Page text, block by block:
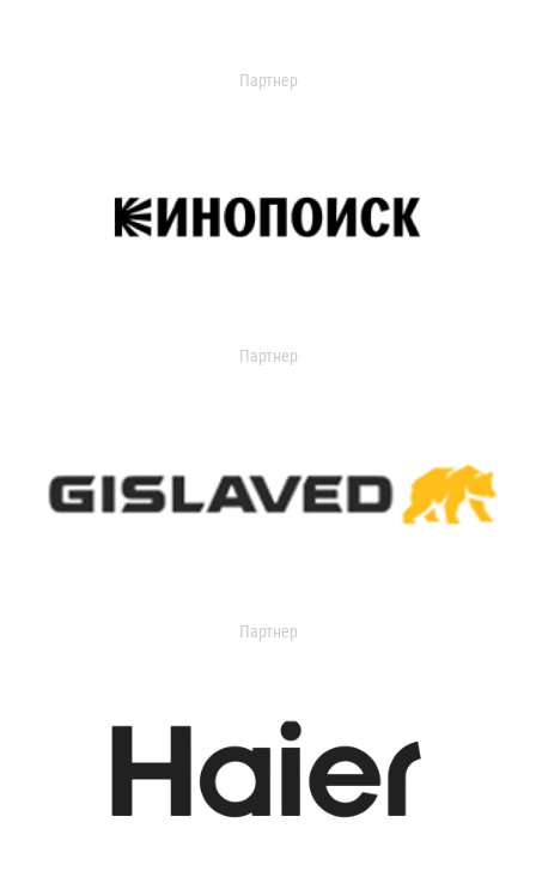
Партнер
Партнер
Партнер